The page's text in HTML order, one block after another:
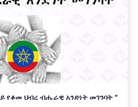
የቆመ ህብረ ብሔራዊ አንድነት መገንባት "